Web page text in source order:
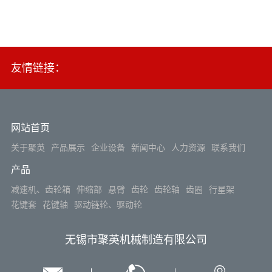
友情链接：
网站首页
关于聚英 产品展示 企业设备 新闻中心 人力资源 联系我们
产品
减速机、齿轮箱 伸缩部 悬臂 齿轮 齿轮轴 齿圈
行星架
花键套
花键轴 驱动链轮、驱动轮
无锡市聚英机械制造有限公司